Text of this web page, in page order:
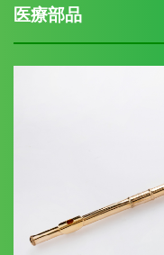
医療部品